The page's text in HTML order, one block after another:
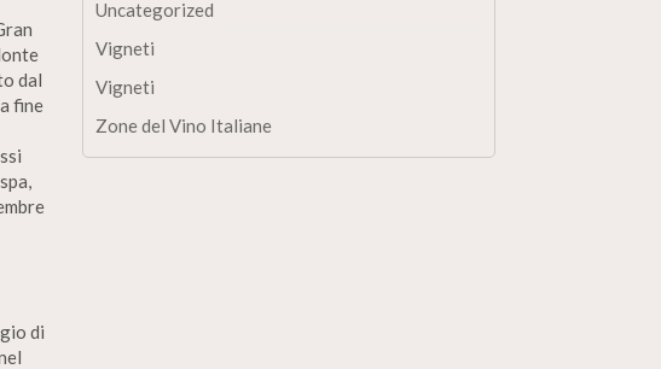
dal
fine
di
Uncategorized
Vigneti
Vigneti
Zone del Vino Italiane